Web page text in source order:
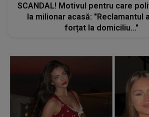
SCANDAL! Motivul pentru care
la milionar acasă: "Reclamantul
forțat la domiciliu..."